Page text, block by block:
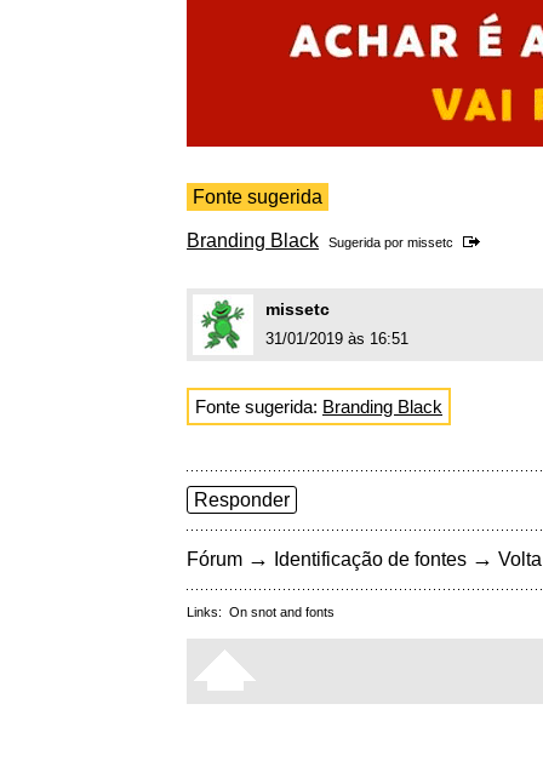
Fonte sugerida
Branding Black Sugerida por missetc
missetc
31/01/2019 às 16:51
Fonte sugerida: Branding Black
Responder
Fórum → Identificação de fontes →
Links: On snot and fonts